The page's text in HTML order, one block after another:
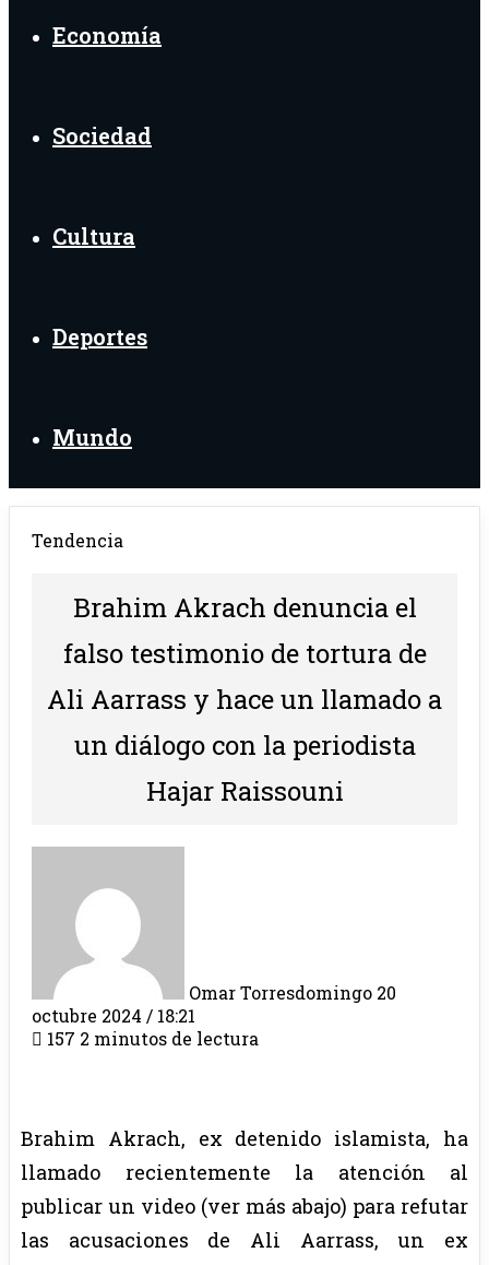
Economía
Sociedad
Cultura
Deportes
Mundo
Tendencia
Brahim Akrach denuncia el
falso testimonio de tortura de
Ali Aarrass y hace un llamado a
un diálogo con la periodista
Hajar Raissouni
Omar Torresdomingo 20
octubre 2024 / 18:21
157 2 minutos de lectura
Brahim Akrach, ex detenido islamista, ha
llamado recientemente la atención al
publicar un video (ver más abajo) para refutar
las acusaciones de Ali Aarrass, un ex